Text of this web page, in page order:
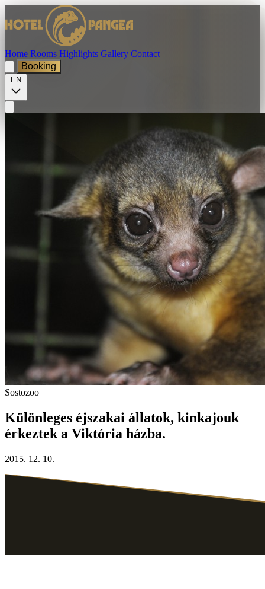
Home Rooms Highlights Gallery Contact
Booking
EN
Sostozoo
Különleges éjszakai állatok, kinkajouk
érkeztek a Viktória házba.
2015. 12. 10.